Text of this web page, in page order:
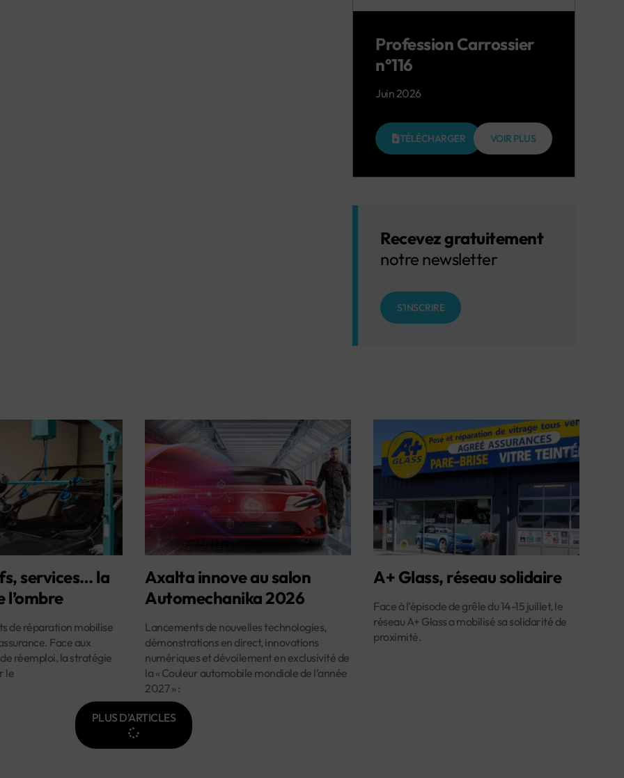
Profession Carrossier
n°116
Juin 2026
TÉLÉCHARGER VOIR PLUS
Recevez gratuitement
notre newsletter
S'INSCRIRE
services… la
l’ombre
de réparation mobilise
Face aux
réemploi, la stratégie
le
Axalta innove au salon
Automechanika 2026
Lancements de nouvelles technologies,
démonstrations en direct, innovations
numériques et dévoilement en exclusivité de
la « Couleur automobile mondiale de l’année
2027 » :
A+ Glass, réseau solidaire
Face à l’épisode de grêle du 14-15 juillet, le
réseau A+ Glass a mobilisé sa solidarité de
proximité.
PLUS D'ARTICLES